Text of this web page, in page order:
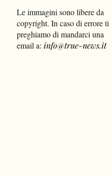
Le immagini sono libere da
copyright. In caso di errore ti
preghiamo di mandarci una
email a: info@true-news.it